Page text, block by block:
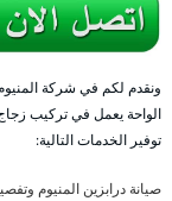
ونقدم لكم في شركة
الواحة يعمل في تركيب
توفير الخدمات التالية:
صيانة درابزين المنيوم